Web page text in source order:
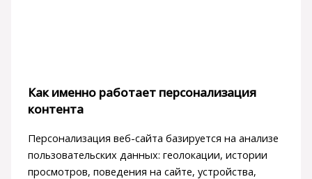
Как именно работает персонализация
контента
Персонализация веб-сайта базируется на анализе
пользовательских данных: геолокации, истории
просмотров, поведения на сайте, устройства,